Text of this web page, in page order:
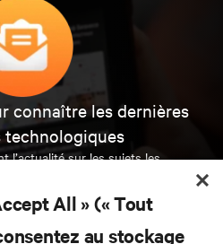
connaître les dernières
technologiques
l’actualité sur les sujets les
nos experts sur la gestion,
des data centers
informatiques critiques.
All » (« Tout
au stockage